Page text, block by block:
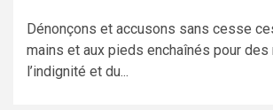
Dénonçons et accusons sans cesse
mains et aux pieds enchaînés pour
l’indignité et du...